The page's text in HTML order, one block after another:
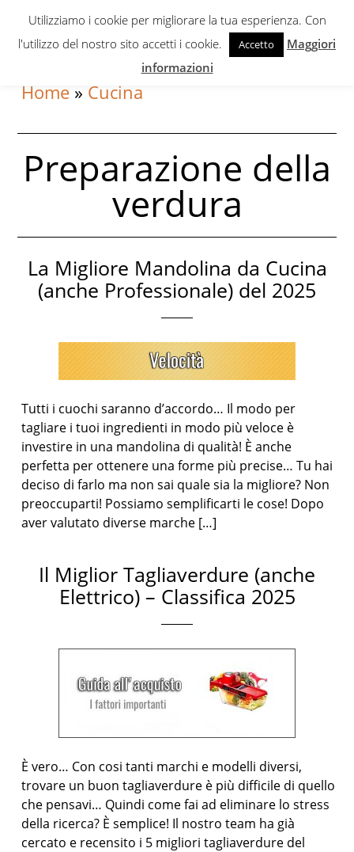
Skip
navigation
Skip
Home » Cucina
Preparazione della
verdura
La Migliore Mandolina da Cucina
(anche Professionale) del 2025
Tutti i cuochi saranno d’accordo… Il modo per
tagliare i tuoi ingredienti in modo più veloce è
investire in una mandolina di qualità! È anche
perfetta per ottenere una forme più precise… Tu hai
deciso di farlo ma non sai quale sia la migliore? Non
preoccuparti! Possiamo semplificarti le cose! Dopo
aver valutato diverse marche […]
Il Miglior Tagliaverdure (anche
Elettrico) – Classifica 2025
È vero… Con cosi tanti marchi e modelli diversi,
trovare un buon tagliaverdure è più difficile di quello
che pensavi… Quindi come fai ad eliminare lo stress
della ricerca? È semplice! Il nostro team ha già
cercato e recensito i 5 migliori tagliaverdure del
Utilizziamo i cookie per migliorare la tua esperienza. Con
l'utilizzo del nostro sito accetti i cookie.
Accetto
Maggiori
informazioni